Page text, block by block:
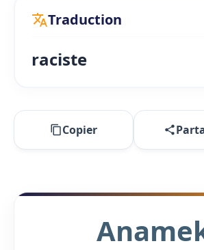
Traduction
raciste
Copier